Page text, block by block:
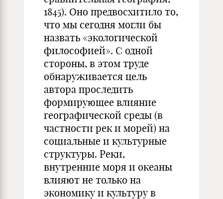
1845). Оно пред­восхитило то,
что мы сегодня могли бы
назвать «экологической
философией». С одной
стороны, в этом труде
обнаруживается цель
автора проследить
формирую­щее влияние
географической среды (в
частности рек и морей) на
социальные и культурные
структуры. Реки,
внутренние моря и океаны
влияют не только на
экономику и культуру в